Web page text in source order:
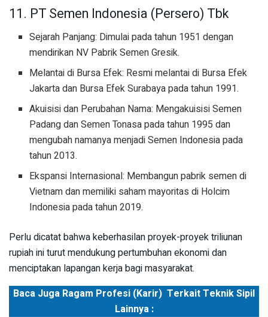
11. PT Semen Indonesia (Persero) Tbk
Sejarah Panjang: Dimulai pada tahun 1951 dengan
mendirikan NV Pabrik Semen Gresik.
Melantai di Bursa Efek: Resmi melantai di Bursa Efek
Jakarta dan Bursa Efek Surabaya pada tahun 1991.
Akuisisi dan Perubahan Nama: Mengakuisisi Semen
Padang dan Semen Tonasa pada tahun 1995 dan
mengubah namanya menjadi Semen Indonesia pada
tahun 2013.
Ekspansi Internasional: Membangun pabrik semen di
Vietnam dan memiliki saham mayoritas di Holcim
Indonesia pada tahun 2019.
Perlu dicatat bahwa keberhasilan proyek-proyek triliunan
rupiah ini turut mendukung pertumbuhan ekonomi dan
menciptakan lapangan kerja bagi masyarakat.
Baca Juga Ragam Profesi (Karir) Terkait Teknik Sipil
Lainnya :